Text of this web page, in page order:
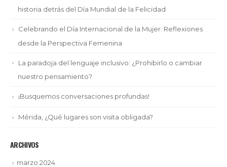
historia detrás del Día Mundial de la Felicidad
Celebrando el Día Internacional de la Mujer: Reflexiones
desde la Perspectiva Femenina
La paradoja del lenguaje inclusivo: ¿Prohibirlo o cambiar
nuestro pensamiento?
¡Busquemos conversaciones profundas!
Mérida, ¿Qué lugares son visita obligada?
ARCHIVOS
marzo 2024